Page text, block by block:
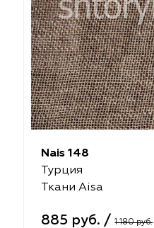
Nais 148
Турция
Ткани Aisa
885 руб. /1 180 руб.